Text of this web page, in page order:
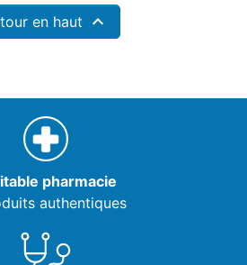
en haut 
pharmacie
authentiques